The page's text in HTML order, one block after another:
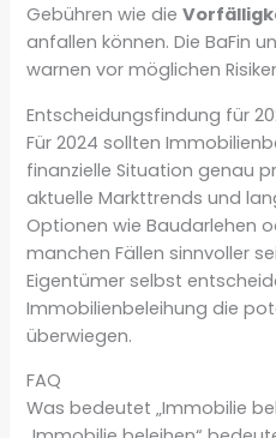
Gebühren wie die
anfallen können. Die BaFin
warnen vor möglichen
Entscheidungsfindung für
Für 2024 sollten
finanzielle Situation genau
aktuelle Markttrends und
Optionen wie Baudarlehen
manchen Fällen sinnvoller
Eigentümer selbst
Immobilienbeleihung die
überwiegen.
FAQ
Was bedeutet „Immobilie